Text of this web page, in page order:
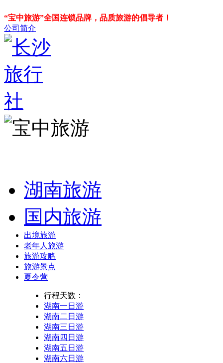
“宝中旅游”全国连锁品牌，品质旅游的倡导者！
公司简介
湖南旅游
国内旅游
出境旅游
老年人旅游
旅游攻略
旅游景点
夏令营
行程天数：
湖南一日游
湖南二日游
湖南三日游
湖南四日游
湖南五日游
湖南六日游